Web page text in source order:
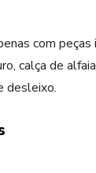
com
calça de
desleixo.